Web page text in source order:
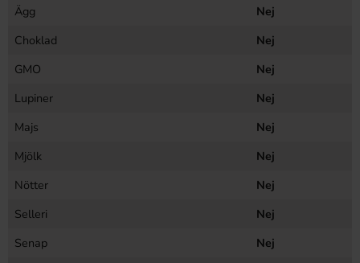
Ägg
Nej
Choklad
Nej
GMO
Nej
Lupiner
Nej
Majs
Nej
Mjölk
Nej
Nötter
Nej
Selleri
Nej
Senap
Nej